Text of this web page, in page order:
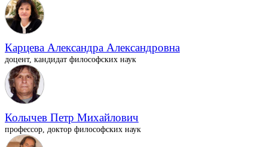
Карцева Александра Александровна
доцент, кандидат философских наук
Колычев Петр Михайлович
профессор, доктор философских наук